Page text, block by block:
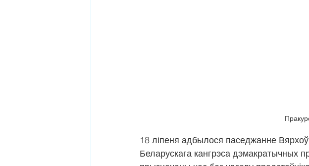
18 ліпеня адбылося паседжанне
Беларускага кангрэса